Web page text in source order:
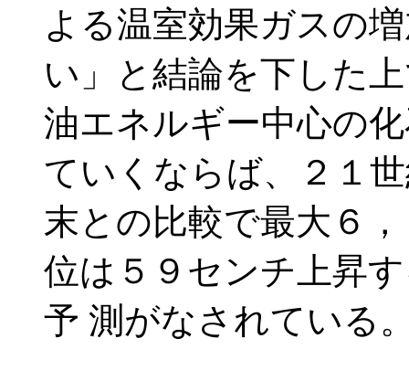
よる温室効果ガスの
い」と結論を下した
油エネルギー中心の
ていくならば、２１
末との比較で最大６
位は５９センチ上昇
予 測がなされている